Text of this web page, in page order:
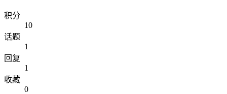
积分
10
话题
1
回复
1
收藏
0